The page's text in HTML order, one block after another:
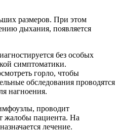
размеров. При этом
дыхания, появляется
без особых
симптоматики.
горло, чтобы
обследования проводятся
нагноения.
проводит
жалобы пациента. На
лечение.